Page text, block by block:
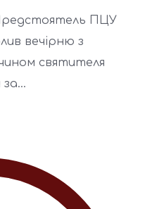
ПЦУ
вечірню з
святителя